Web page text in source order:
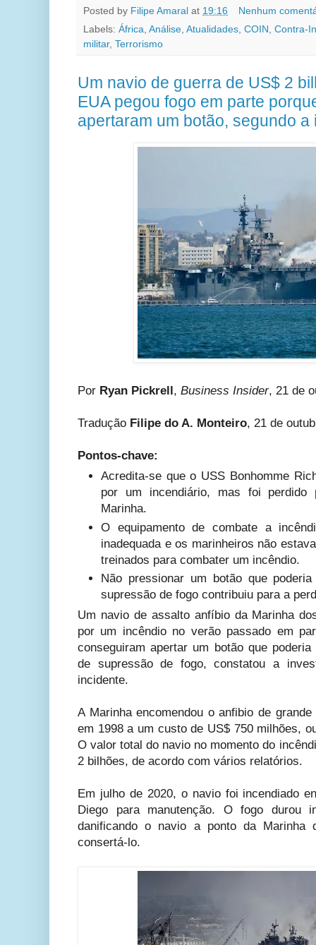
Posted by Filipe Amaral at 19:16
Nenhum
Labels: África, Análise, Atualidades, COIN , Contra-
militar, Terrorismo
Um navio de guerra de US$ 2
EUA pegou fogo em parte
apertaram um botão, segundo a
Por Ryan Pickrell, Business Insider, 21 de
Tradução Filipe do A. Monteiro, 21 de
Pontos-chave:
Acredita-se que o USS Bonhomme
por um incendiário, mas foi perdido
Marinha.
O equipamento de combate a
inadequada e os marinheiros não
treinados para combater um incêndio.
Não pressionar um botão que
supressão de fogo contribuiu para a
Um navio de assalto anfíbio da Marinha
por um incêndio no verão passado em
conseguiram apertar um botão que
de supressão de fogo, constatou a
incidente.
A Marinha encomendou o anfibio de
em 1998 a um custo de US$ 750 milhões,
O valor total do navio no momento do
2 bilhões, de acordo com vários relatórios.
Em julho de 2020, o navio foi incendiado
Diego para manutenção. O fogo durou
danificando o navio a ponto da Marinha
consertá-lo.